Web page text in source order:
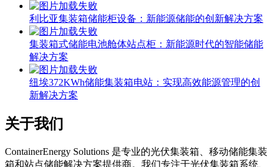
利比亚集装箱储能柜设备：新能源储能的创新解决方案
集装箱式储能电池舱体站点柜：新能源时代的智能储能
解决方案
纽埃372KWh储能集装箱电站：实现高效能源管理的创
新解决方案
箱和站点储能解决方案提供商。我们专注于光伏集装箱系统、
移动储能设备、太阳能电池技术和智能能源管理的研发与应